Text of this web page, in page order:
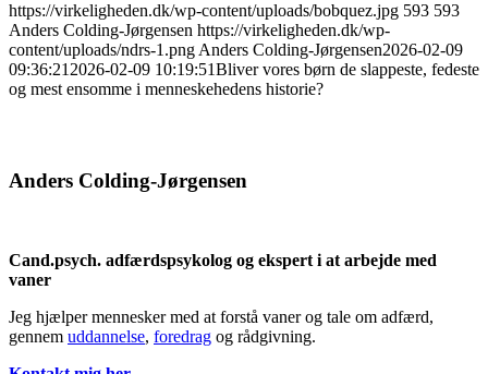
https://virkeligheden.dk/wp-content/uploads/bobquez.jpg 593 593
Anders Colding-Jørgensen https://virkeligheden.dk/wp-
content/uploads/ndrs-1.png Anders Colding-Jørgensen2026-02-09
09:36:21 2026-02-09 10:19:51Bliver vores børn de slappeste, fedeste
og mest ensomme i menneskehedens historie?
Anders Colding-Jørgensen
Cand.psych. adfærdspsykolog og ekspert i at arbejde med
vaner
Jeg hjælper mennesker med at forstå vaner og tale om adfærd,
gennem uddannelse, foredrag og rådgivning.